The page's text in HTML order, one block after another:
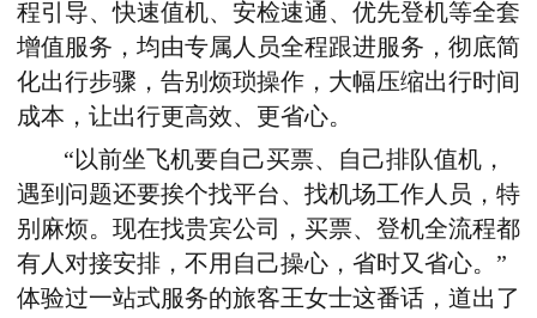
程引导、快速值机、安检速通、 优先登机等全套
增值服务， 均由专属 人员全程跟进服务 ， 彻底简
化出行步骤， 告别 烦琐操作，大幅压缩出行时间
成本 ， 让出行更高效、更省心。
“以前坐飞机要自己买票、自己排队值机，
遇到问题还要挨个找平台、找机场工作人员，特
别麻烦。现在找贵宾公司，买票、登机全流程都
有人对接安排，不用自己操心 ， 省时又省心。”
体验过一站式服务的旅客王女士这番话，道出了